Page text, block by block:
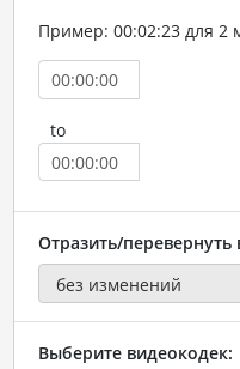
Пример: 00:02:23 для 2
to
Отразить/перевернуть
Выберите видеокодек: